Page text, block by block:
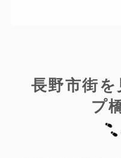
長野市街
プ